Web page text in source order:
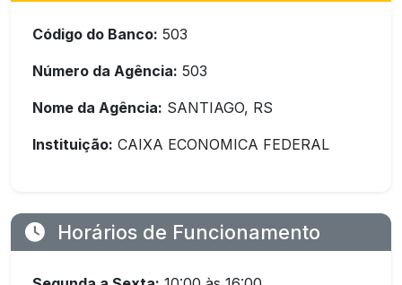
Código do Banco: 503
Número da Agência: 503
Nome da Agência: SANTIAGO, RS
Instituição: CAIXA ECONOMICA FEDERAL
Horários de Funcionamento